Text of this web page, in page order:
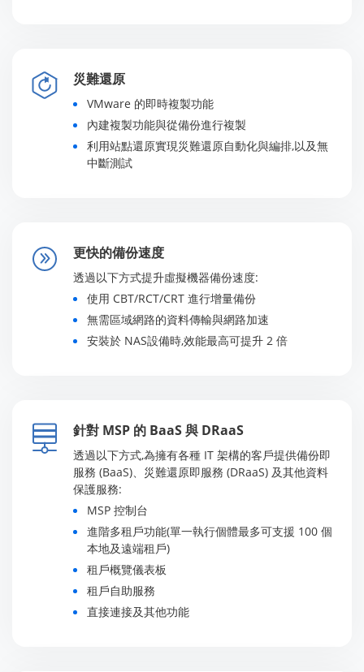
災難還原
VMware 的即時複製功能
內建複製功能與從備份進行複製
利用站點還原實現災難還原自動化與編排,以及無
中斷測試
更快的備份速度
透過以下方式提升虛擬機器備份速度:
使用 CBT/RCT/CRT 進行增量備份
無需區域網路的資料傳輸與網路加速
安裝於 NAS設備時,效能最高可提升 2 倍
針對 MSP 的 BaaS 與 DRaaS
透過以下方式,為擁有各種 IT 架構的客戶提供備份即
服務 (BaaS)、災難還原即服務 (DRaaS) 及其他資料
保護服務:
MSP 控制台
進階多租戶功能(單一執行個體最多可支援 100 個
本地及遠端租戶)
租戶概覽儀表板
租戶自助服務
直接連接及其他功能